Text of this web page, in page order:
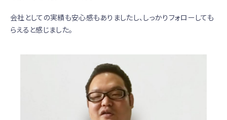
会社としての実績も安心感もありましたし、しっかりフォローしても
らえると感じました。